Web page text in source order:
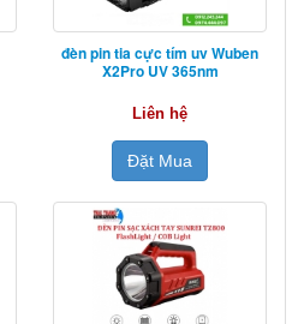
đèn pin tia cực tím uv Wuben
X2Pro UV 365nm
Liên hệ
Đặt Mua